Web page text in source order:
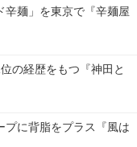
辛麺」を東京で『辛麺屋
の経歴をもつ『神田と
プに背脂をプラス『風は